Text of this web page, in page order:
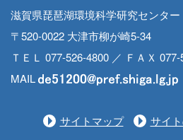
滋賀県琵琶湖環境科学研究センター
〒520-0022 大津市柳が崎5-34
ＴＥＬ 077-526-4800 ／ ＦＡＸ
MAIL
サイトマップ サイ